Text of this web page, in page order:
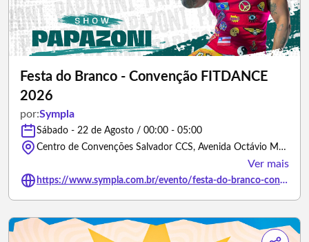
Festa do Branco - Convenção FITDANCE
2026
por:Sympla
Sábado - 22 de Agosto / 00:00 - 05:00
Centro de Convenções Salvador CCS, Avenida Octávio Mangabeira - Salvador/Bahia
Ver mais
https://www.sympla.com.br/evento/festa-do-branco-convencao-fitdance-2026/3427249